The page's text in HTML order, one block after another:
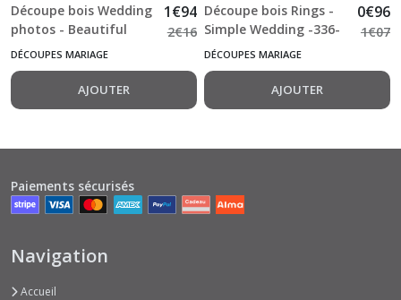
Découpe bois Wedding
photos - Beautiful
Moments -669-
1€94
2€16
DÉCOUPES MARIAGE
AJOUTER
Découpe bois Rings -
Simple Wedding -336-
0€96
1€07
DÉCOUPES MARIAGE
AJOUTER
Paiements sécurisés
Navigation
Accueil